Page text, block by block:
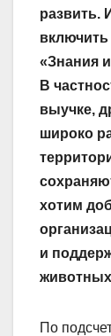
развить.
«Знания
В
выучке,
широко
хотим
и
По